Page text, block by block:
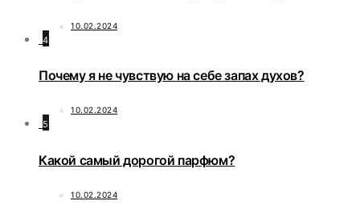
10.02.2024
4
Почему я не чувствую на себе запах духов?
10.02.2024
5
Какой самый дорогой парфюм?
10.02.2024